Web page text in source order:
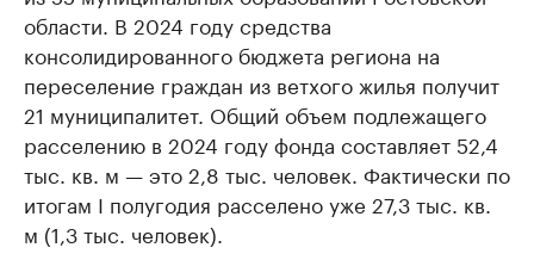
области. В 2024 году средства
консолидированного бюджета региона на
переселение граждан из ветхого жилья получит
21 муниципалитет. Общий объем подлежащего
расселению в 2024 году фонда составляет 52,4
тыс. кв. м — это 2,8 тыс. человек. Фактически по
итогам I полугодия расселено уже 27,3 тыс. кв.
м (1,3 тыс. человек).